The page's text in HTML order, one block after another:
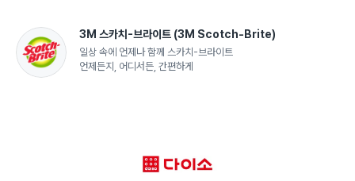
3M 스카치-브라이트 (3M Scotch-Brite)
일상 속에 언제나 함께 스카치-브라이트
언제든지, 어디서든, 간편하게